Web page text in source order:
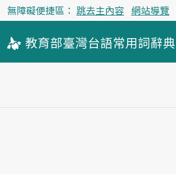
無障礙便捷區： 跳去主內容 網站導覽
教育部臺灣台語常用詞辭典